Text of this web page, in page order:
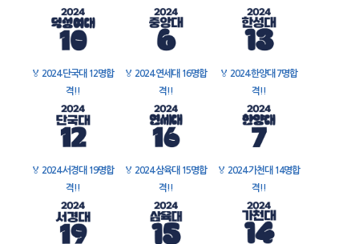
🏅 2024 단국대 12명합
격!!
🏅 2024 연세대 16명합
격!!
🏅 2024 한양대 7명합
격!!
🏅 2024 서경대 19명합
격!!
🏅 2024 삼육대 15명합
격!!
🏅 2024 가천대 14명합
격!!